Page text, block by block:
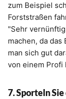
zum Beispiel
Forststraßen
"Sehr
machen, da das
man sich gut
von einem Profi
7. Sporteln